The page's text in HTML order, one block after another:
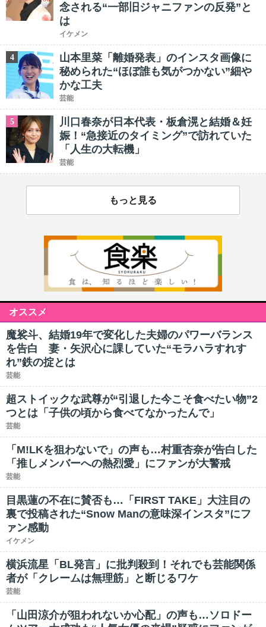
念される“一部旧ジャニファンの反発”と
は
イケメン
4
山本里菜「離婚発表」のインスタ画像に
秘められた“ほぼ誰も気がつかない”細や
かな工夫
芸能
5
川口春奈が日本代表・板倉滉と結婚＆妊
娠！“急接近のタイミング”で訪れていた
「人生の大転機」
芸能
もっと見る
オススメ
魔裟斗、結婚19年で変化した夫婦のパワーバランス
を告白 妻・矢沢心に課していた“モラハラすれす
れ”鉄の掟とは
芸能
超ストイックな武尊が“引退した今こそ食べたい物”2
つとは「子供の頃から食べてなかったんで」
芸能
「M!LKを狙わないで」の声も…村重杏奈が告白した
「推しメンバーへの熱烈愛」にファンが大警戒
芸能
目黒蓮の不在に賛否も…「FIRST TAKE」大注目の
裏で投稿された“Snow Manの意味深インスタ”にフ
ァン感動
イケメン
横浜流星「BL発言」に批判殺到！それでも芸能関係
者が「クレームは無理筋」と断じるワケ
芸能
「山田涼介が狙われないか心配」の声も…ソロドー